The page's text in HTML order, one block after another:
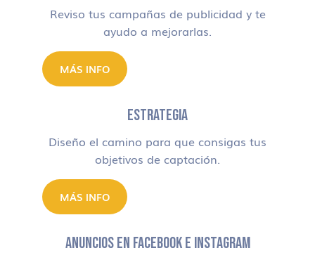
Reviso tus campañas de publicidad y te
ayudo a mejorarlas.
MÁS INFO
ESTRATEGIA
Diseño el camino para que consigas tus
objetivos de captación.
MÁS INFO
ANUNCIOS EN FACEBOOK E INSTAGRAM